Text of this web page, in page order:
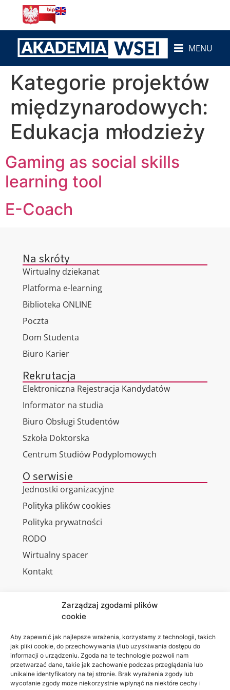
Zarządzaj zgodami plików
cookie
Aby zapewnić jak najlepsze wrażenia, korzystamy z technologii, takich
jak pliki cookie, do przechowywania i/lub uzyskiwania dostępu do
informacji o urządzeniu. Zgoda na te technologie pozwoli nam
przetwarzać dane, takie jak zachowanie podczas przeglądania lub
unikalne identyfikatory na tej stronie. Brak wyrażenia zgody lub
wycofanie zgody może niekorzystnie wpłynąć na niektóre cechy i
MENU
Kategorie projektów
międzynarodowych:
Edukacja młodzieży
Gaming as social skills
learning tool
E-Coach
Na skróty
Wirtualny dziekanat
Platforma e-learning
Biblioteka ONLINE
Poczta
Dom Studenta
Biuro Karier
Rekrutacja
Elektroniczna Rejestracja Kandydatów
Informator na studia
Biuro Obsługi Studentów
Szkoła Doktorska
Centrum Studiów Podyplomowych
O serwisie
Jednostki organizacyjne
Polityka plików cookies
Polityka prywatności
RODO
Wirtualny spacer
Kontakt
Akademia
WSEI
ul.
Projektowa
4